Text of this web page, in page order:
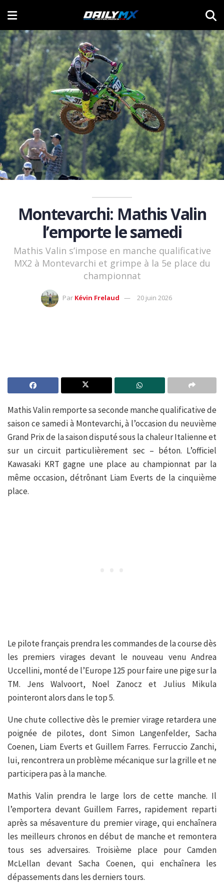
Montevarchi: Mathis Valin
l’emporte le samedi
Mathis Valin s’impose en manche qualificative
MX2 à Montevarchi et grimpe à la 5e place du
championnat
Par Kévin Frelaud 20 juin 2026
Mathis Valin remporte sa seconde manche qualificative de
saison ce samedi à Montevarchi, à l’occasion du neuvième
Grand Prix de la saison disputé sous la chaleur Italienne et
sur un circuit particulièrement sec – béton. L’officiel
Kawasaki KRT gagne une place au championnat par la
même occasion, détrônant Liam Everts de la cinquième
place.
Le pilote français prendra les commandes de la course dès
les premiers virages devant le nouveau venu Andrea
Uccellini, monté de l’Europe 125 pour faire une pige sur la
TM. Jens Walvoort, Noel Zanocz et Julius Mikula
pointeront alors dans le top 5.
Une chute collective dès le premier virage retardera une
poignée de pilotes, dont Simon Langenfelder, Sacha
Coenen, Liam Everts et Guillem Farres. Ferruccio Zanchi,
lui, rencontrera un problème mécanique sur la grille et ne
participera pas à la manche.
Mathis Valin prendra le large lors de cette manche. Il
l’emportera devant Guillem Farres, rapidement reparti
après sa mésaventure du premier virage, qui enchaînera
les meilleurs chronos en début de manche et remontera
tous ses adversaires. Troisième place pour Camden
McLellan devant Sacha Coenen, qui enchaînera les
dépassements dans les derniers tours.